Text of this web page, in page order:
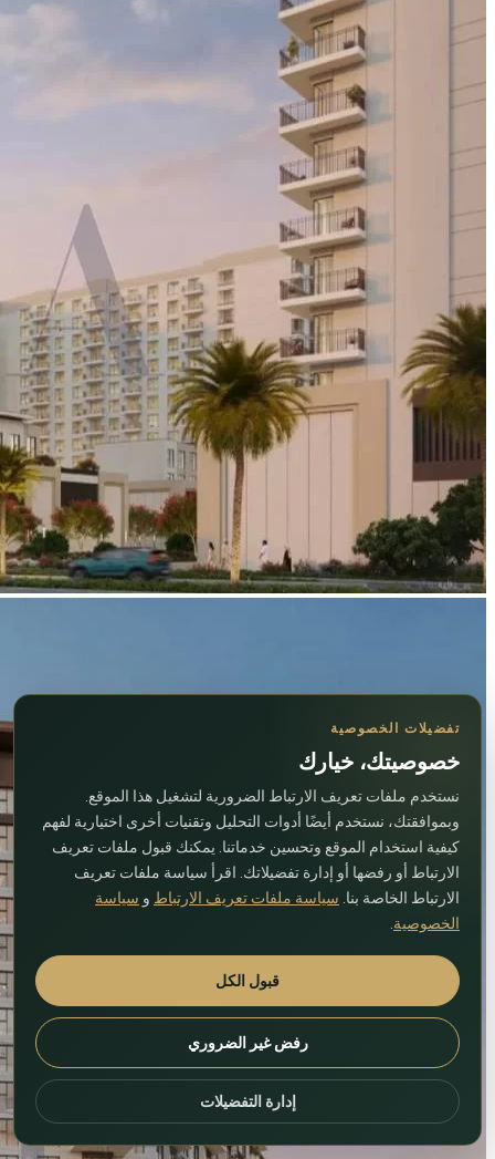
تفضيلات الخصوصية
خصوصيتك، خيارك
نستخدم ملفات تعريف الارتباط الضرورية لتشغيل هذا الموقع.
وبموافقتك، نستخدم أيضًا أدوات التحليل وتقنيات أخرى اختيارية لفهم
كيفية استخدام الموقع وتحسين خدماتنا. يمكنك قبول ملفات تعريف
الارتباط أو رفضها أو إدارة تفضيلاتك. اقرأ سياسة ملفات تعريف
الارتباط الخاصة بنا. سياسة ملفات تعريف الارتباط و سياسة
الخصوصية
قبول الكل
رفض غير الضروري
إدارة التفضيلات